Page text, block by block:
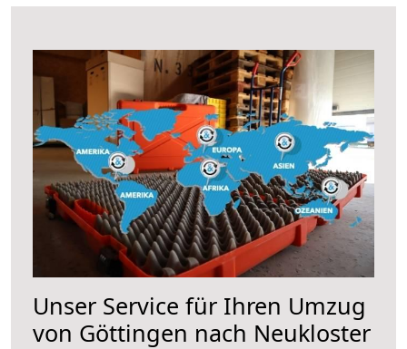
Unser Service für Ihren Umzug
von Göttingen nach Neukloster